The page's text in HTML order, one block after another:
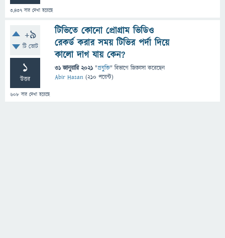
3,437 বার দেখা হয়েছে
+9
টি ভোট
1
উত্তর
608 বার দেখা হয়েছে
টিভিতে কোনো প্রোগ্রাম ভিডিও
রেকর্ড করার সময় টিভির পর্দা দিয়ে
কালো দাগ যায় কেন?
31 জানুয়ারি 2021 "প্রযুক্তি" বিভাগে জিজ্ঞাসাকরেছেন
Abir Hasan (210 পয়েন্ট)